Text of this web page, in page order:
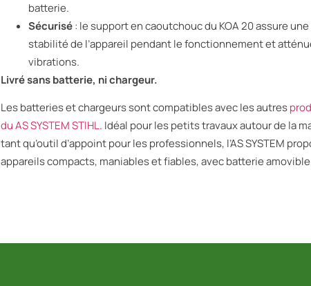
batterie.
Sécurisé: le support en caoutchouc du KOA 20 assure
stabilité de l’appareil pendant le fonctionnement et
vibrations.
Livré sans batterie, ni chargeur.
Les batteries et chargeurs sont compatibles avec les autres
du AS SYSTEM STIHL. Idéal pour les petits travaux autour de la
tant qu’outil d’appoint pour les professionnels, l’AS SYSTEM
appareils compacts, maniables et fiables, avec batterie